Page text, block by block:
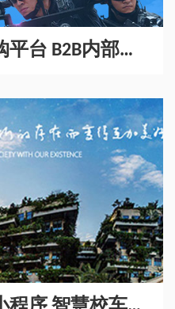
台 B2B内部采